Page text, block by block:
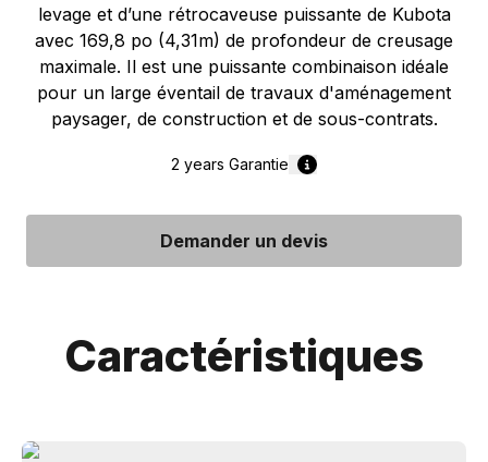
levage et d’une rétrocaveuse puissante de Kubota
avec 169,8 po (4,31m) de profondeur de creusage
maximale. Il est une puissante combinaison idéale
pour un large éventail de travaux d'aménagement
paysager, de construction et de sous-contrats.
2 years Garantie
Demander un devis
Caractéristiques